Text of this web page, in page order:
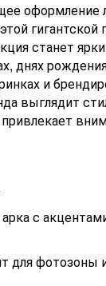
оформление
гигантской
станет
днях
и
выглядит
с
для фотозоны